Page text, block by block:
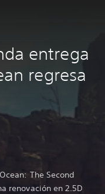
entrega
regresa
The Second
renovación en 2.5D